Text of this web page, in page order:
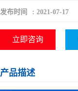
发布时间 : 2021-07-17
立即咨询
产品描述